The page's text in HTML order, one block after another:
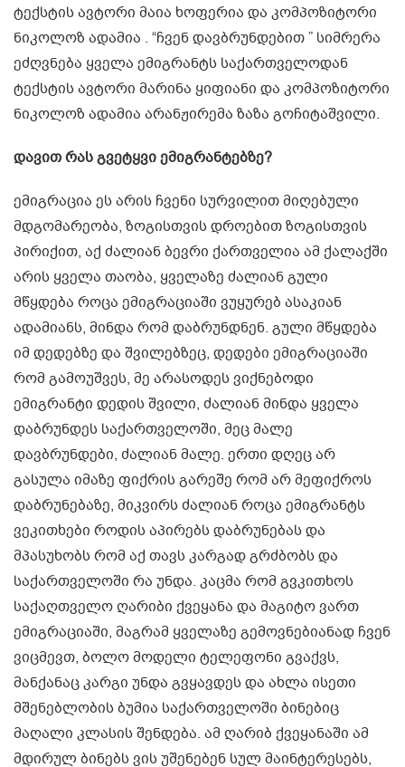
ტექსტის ავტორი მაია ხოფერია და კომპოზიტორი
ნიკოლოზ ადამია . “ჩვენ დავბრუნდებით ” სიმრერა
ეძღვნება ყველა ემიგრანტს საქართველოდან
ტექსტის ავტორი მარინა ყიფიანი და კომპოზიტორი
ნიკოლოზ ადამია არანჟირემა ზაზა გოჩიტაშვილი.
დავით რას გვეტყვი ემიგრანტებზე?
ემიგრაცია ეს არის ჩვენი სურვილით მიღებული
მდგომარეობა, ზოგისთვის დროებით ზოგისთვის
პირიქით, აქ ძალიან ბევრი ქართველია ამ ქალაქში
არის ყველა თაობა, ყველაზე ძალიან გული
მწყდება როცა ემიგრაციაში ვუყურებ ასაკიან
ადამიანს, მინდა რომ დაბრუნდნენ. გული მწყდება
იმ დედებზე და შვილებზეც, დედები ემიგრაციაში
რომ გამოუშვეს, მე არასოდეს ვიქნებოდი
ემიგრანტი დედის შვილი, ძალიან მინდა ყველა
დაბრუნდეს საქართველოში, მეც მალე
დავბრუნდები, ძალიან მალე. ერთი დღეც არ
გასულა იმაზე ფიქრის გარეშე რომ არ მეფიქროს
დაბრუნებაზე, მიკვირს ძალიან როცა ემიგრანტს
ვეკითხები როდის აპირებს დაბრუნებას და
მპასუხობს რომ აქ თავს კარგად გრძბობს და
საქართველოში რა უნდა. კაცმა რომ გვკითხოს
საქაღთველო ღარიბი ქვეყანა და მაგიტო ვართ
ემიგრაციაში, მაგრამ ყველაზე გემოვნებიანად ჩვენ
ვიცმევთ, ბოლო მოდელი ტელეფონი გვაქვს,
მანქანაც კარგი უნდა გვყავდეს და ახლა ისეთი
მშენებლობის ბუმია საქართველოში ბინებიც
მაღალი კლასის შენდება. ამ ღარიბ ქვეყანაში ამ
მდირულ ბინებს ვის უშენებენ სულ მაინტერესებს,